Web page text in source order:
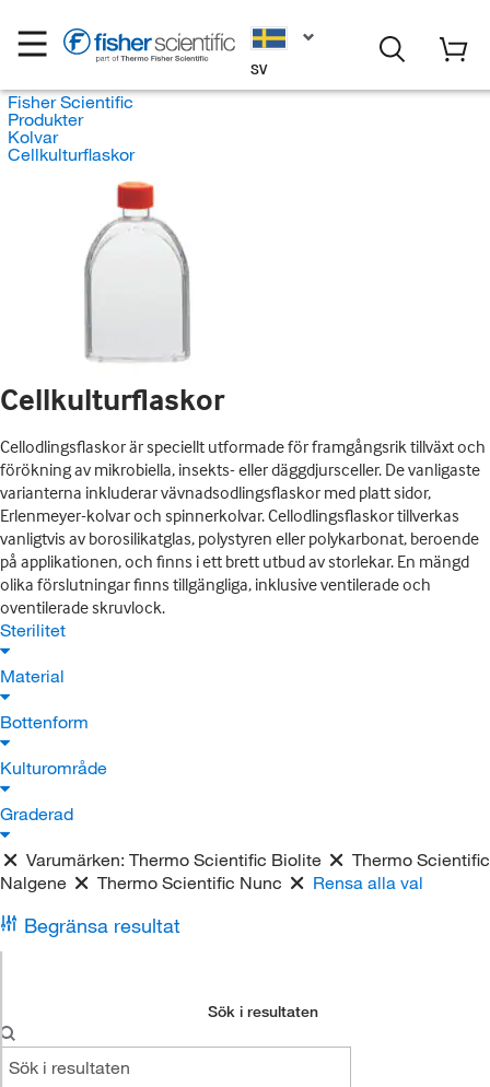
SV
Fisher Scientific
Produkter
Kolvar
Cellkulturflaskor
Cellkulturflaskor
Cellodlingsflaskor är speciellt utformade för framgångsrik tillväxt och
förökning av mikrobiella, insekts- eller däggdjursceller. De vanligaste
varianterna inkluderar vävnadsodlingsflaskor med platt sidor,
Erlenmeyer-kolvar och spinnerkolvar. Cellodlingsflaskor tillverkas
vanligtvis av borosilikatglas, polystyren eller polykarbonat, beroende
på applikationen, och finns i ett brett utbud av storlekar. En mängd
olika förslutningar finns tillgängliga, inklusive ventilerade och
oventilerade skruvlock.
Sterilitet
Material
Bottenform
Kulturområde
Graderad
Varumärken: Thermo Scientific Biolite
Thermo Scientific
Nalgene
Thermo Scientific Nunc Rensa alla val
Begränsa resultat
Sök i resultaten